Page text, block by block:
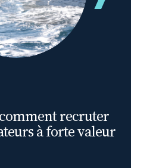
recruter
à forte valeur